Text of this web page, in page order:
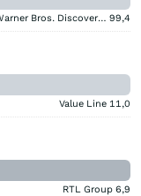
Warner Bros. Discovery (A) 99,4
Value Line 11,0
RTL Group 6,9